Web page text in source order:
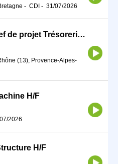
- CDI - 31/07/2026
(Business Process) Chef de projet Trésorerie (H/F)
(13), Provence-Alpes-
H/F
2026
H/F